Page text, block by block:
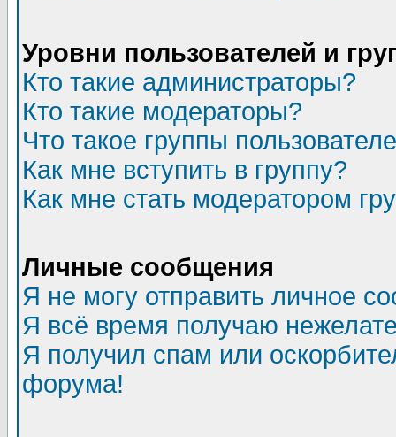
Уровни пользователей и
Кто такие администраторы?
Кто такие модераторы?
Что такое группы
Как мне вступить в группу?
Как мне стать модератором
Личные сообщения
Я не могу отправить личное
Я всё время получаю
Я получил спам или
форума!